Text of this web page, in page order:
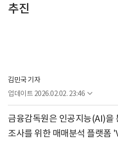
추진
김민국 기자
업데이트 2026.02.02. 23:46
금융감독원은 인공지능(AI)을
조사를 위한 매매분석 플랫폼